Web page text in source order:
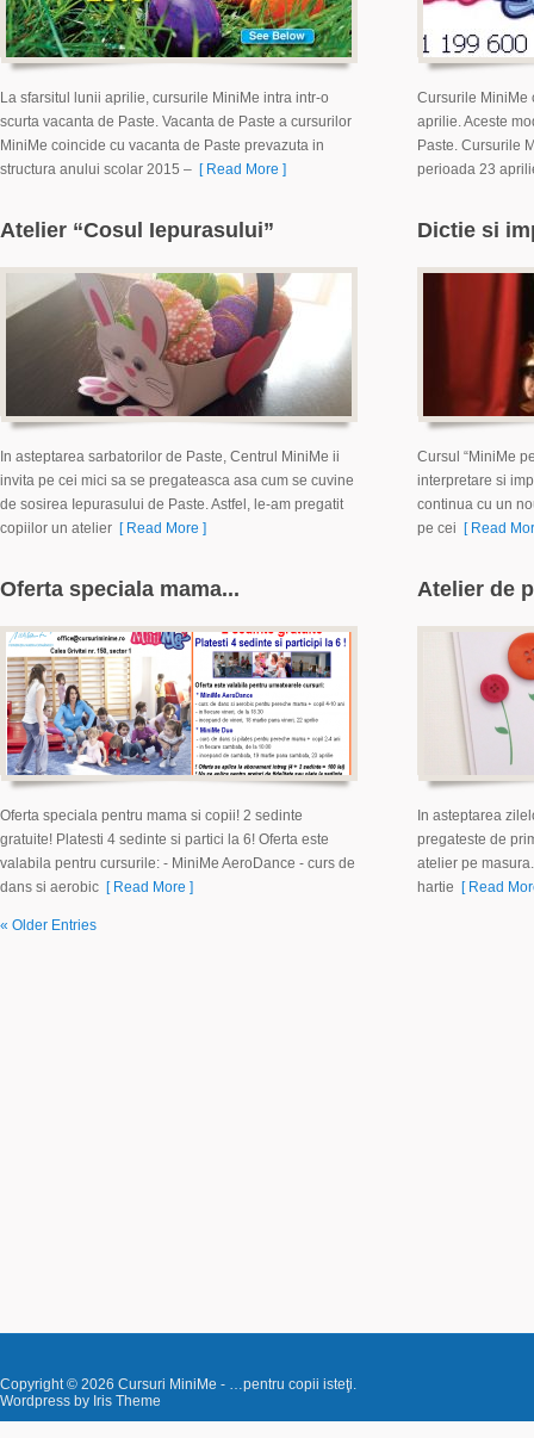
La sfarsitul lunii aprilie, cursurile MiniMe intra intr-o
scurta vacanta de Paste. Vacanta de Paste a cursurilor
MiniMe coincide cu vacanta de Paste prevazuta in
structura anului scolar 2015 – [ Read More ]
Cursurile MiniMe
aprilie. Aceste
Paste. Cursurile
perioada 23
Atelier “Cosul Iepurasului”
In asteptarea sarbatorilor de Paste, Centrul MiniMe ii
invita pe cei mici sa se pregateasca asa cum se cuvine
de sosirea Iepurasului de Paste. Astfel, le-am pregatit
copiilor un atelier [ Read More ]
Dictie si
Cursul “MiniMe
interpretare si
continua cu un
pe cei [ Read
Oferta speciala mama...
Oferta speciala pentru mama si copii! 2 sedinte
gratuite! Platesti 4 sedinte si partici la 6! Oferta este
valabila pentru cursurile: - MiniMe AeroDance - curs de
dans si aerobic [ Read More ]
Atelier de
In asteptarea
pregateste de
atelier pe
hartie [ Read
« Older Entries
Copyright © 2026 Cursuri MiniMe - …pentru copii isteţi.
Wordpress by Iris Theme